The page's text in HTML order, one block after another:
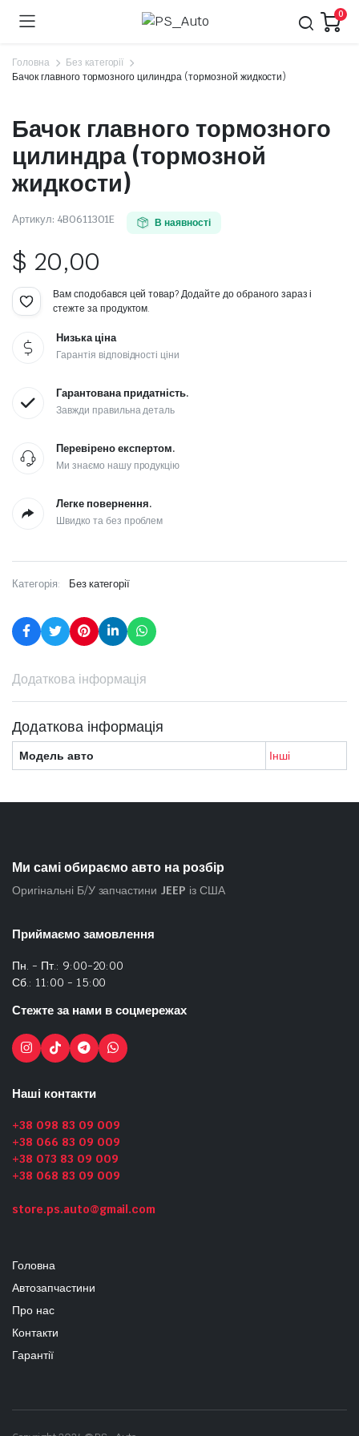
0
Головна
Без категорії
Бачок главного тормозного цилиндра (тормозной жидкости)
Бачок главного тормозного
цилиндра (тормозной
жидкости)
Артикул: 4B0611301E В наявності
$ 20,00
Вам сподобався цей товар? Додайте до обраного зараз і
стежте за продуктом.
Низька ціна
Гарантія відповідності ціни
Гарантована придатність.
Завжди правильна деталь
Перевірено експертом.
Ми знаємо нашу продукцію
Легке повернення.
Швидко та без проблем
Категорія: Без категорії
Додаткова інформація
Додаткова інформація
Модель авто Інші
Ми самі обираємо авто на розбір
Оригінальні Б/У запчастини JEEP із США
Приймаємо замовлення
Пн. - Пт.: 9:00-20:00
Сб.: 11:00 - 15:00
Стежте за нами в соцмережах
Наші контакти
+38 098 83 09 009
+38 066 83 09 009
+38 073 83 09 009
+38 068 83 09 009
store.ps.auto@gmail.com
Головна
Автозапчастини
Про нас
Контакти
Гарантії